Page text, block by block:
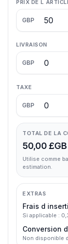
PRIX DE L
GBP
LIVRAISON
GBP
TAXE
GBP
TOTAL DE LA
50,00 £GB
Utilise comme
estimation.
EXTRAS
Frais d
Si applicable :
Conversion
Non disponible